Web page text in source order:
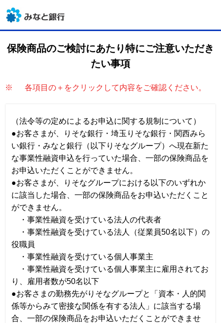
保険商品のご検討にあたり特にご注意いただき
たい事項
※ 各項目の＋をクリックして内容をご確認ください。
（法令等の定めによるお申込に関する規制について）
●お客さまが、りそな銀行・埼玉りそな銀行・関西みら
い銀行・みなと銀行（以下りそなグループ）へ現在新た
な事業性融資申込を行っていた場合、一部の保険商品を
お申込いただくことができません。
●お客さまが、りそなグループにおける以下のいずれか
に該当した場合、一部の保険商品をお申込いただくこと
ができません。
・事業性融資を受けている法人の代表者
・事業性融資を受けている法人（従業員50名以下）の
役職員
・事業性融資を受けている個人事業主
・事業性融資を受けている個人事業主に雇用されてお
り、雇用者数が50名以下
●お客さまの勤務先がりそなグループと「資本・人的関
係等からみて密接な関係を有する法人」に該当する場
合、一部の保険商品をお申込いただくことができませ